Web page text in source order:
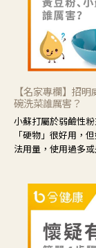
【名家專欄】招
碗洗菜誰厲害？
小蘇打屬於弱鹼性
「硬物」很好用，
法用量，使用過多